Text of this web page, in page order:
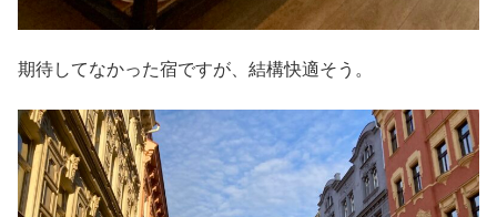
期待してなかった宿ですが、結構快適そう。